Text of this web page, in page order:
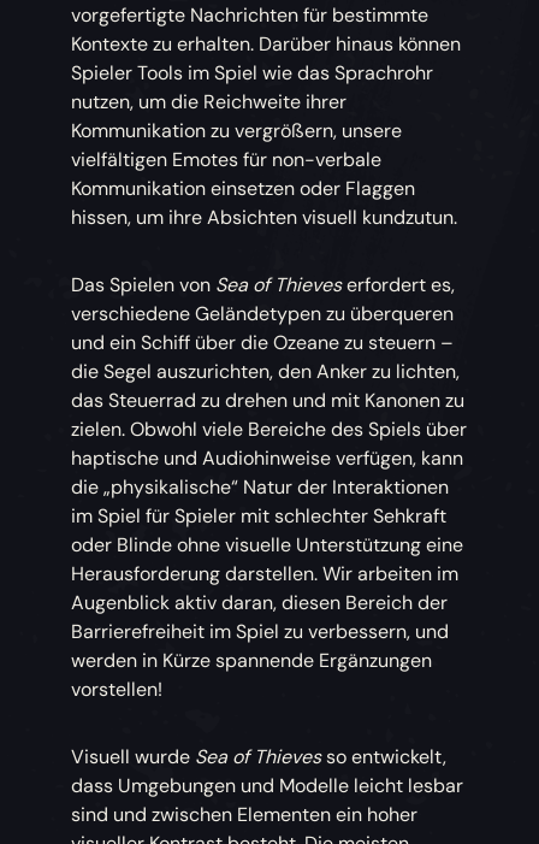
vorgefertigte Nachrichten für bestimmte
Kontexte zu erhalten. Darüber hinaus können
Spieler Tools im Spiel wie das Sprachrohr
nutzen, um die Reichweite ihrer
Kommunikation zu vergrößern, unsere
vielfältigen Emotes für non-verbale
Kommunikation einsetzen oder Flaggen
hissen, um ihre Absichten visuell kundzutun.
Das Spielen von Sea of Thieveserfordert es,
verschiedene Geländetypen zu überqueren
und ein Schiff über die Ozeane zu steuern –
die Segel auszurichten, den Anker zu lichten,
das Steuerrad zu drehen und mit Kanonen zu
zielen. Obwohl viele Bereiche des Spiels über
haptische und Audiohinweise verfügen, kann
die „physikalische“ Natur der Interaktionen
im Spiel für Spieler mit schlechter Sehkraft
oder Blinde ohne visuelle Unterstützung eine
Herausforderung darstellen. Wir arbeiten im
Augenblick aktiv daran, diesen Bereich der
Barrierefreiheit im Spiel zu verbessern, und
werden in Kürze spannende Ergänzungen
vorstellen!
Visuell wurde Sea of Thievesso entwickelt,
dass Umgebungen und Modelle leicht lesbar
sind und zwischen Elementen ein hoher